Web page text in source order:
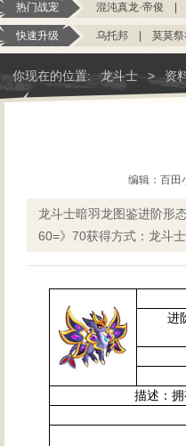
热门战宠 混沌真龙·帝俊
快速升级 乌托邦 莫莫
你现在的位置: 龙斗士 > 资
编辑：百田
龙斗士暗羽龙图鉴进阶形
60=》70获得方式：龙斗
进
描述：